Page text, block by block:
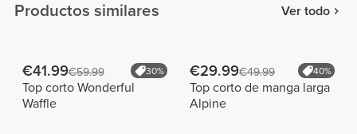
Productos similares Ver todo
€41.99€59.99 30%
Top corto Wonderful
Waffle
€29.99€49.99 40%
Top corto de manga larga
Alpine